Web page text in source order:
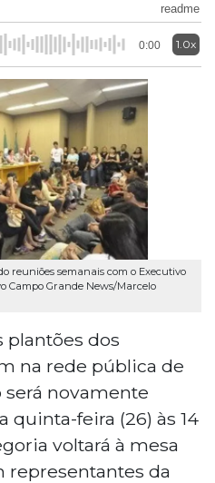
readme
0:00 1.0x
reuniões semanais com o Executivo
Campo Grande News/Marcelo
plantões dos
na rede pública de
novamente
feira (26) às 14
voltará à mesa
representantes da